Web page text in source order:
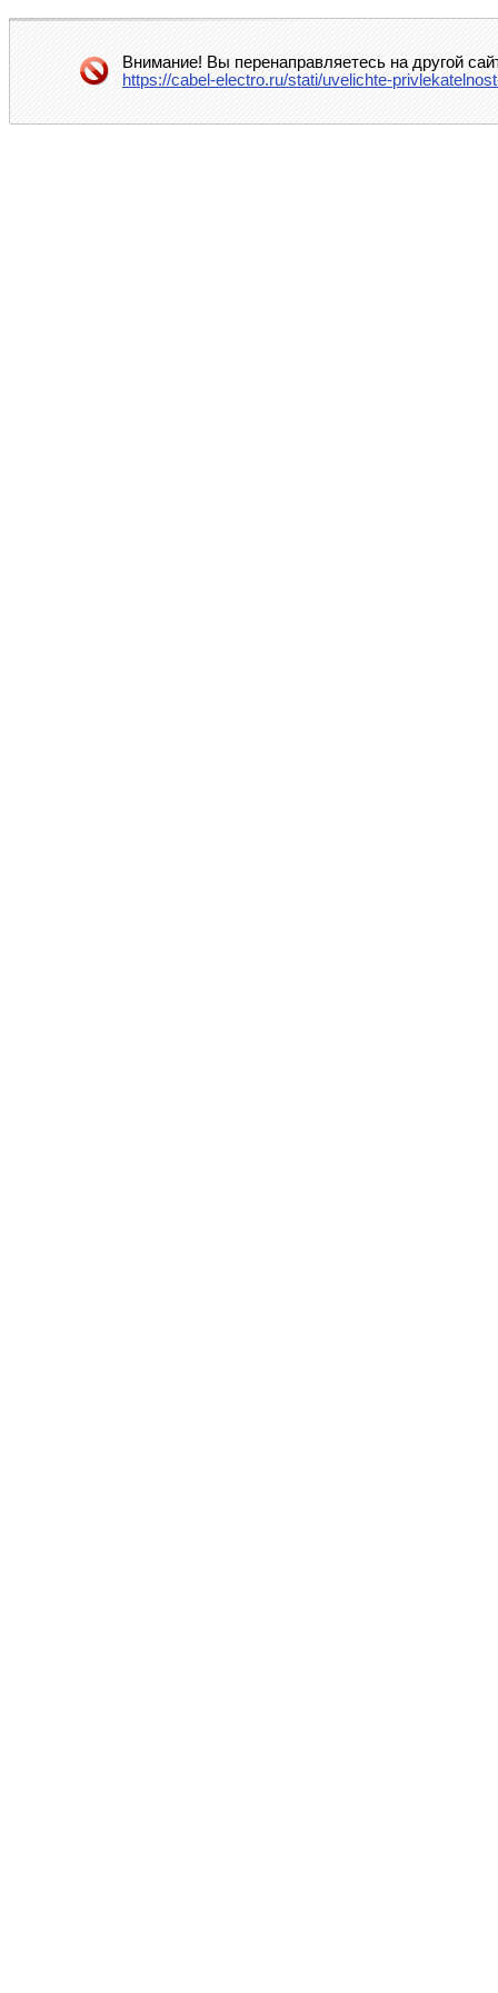
Внимание! Вы перенаправляетесь на другой
https://cabel-electro.ru/stati/uvelichte-